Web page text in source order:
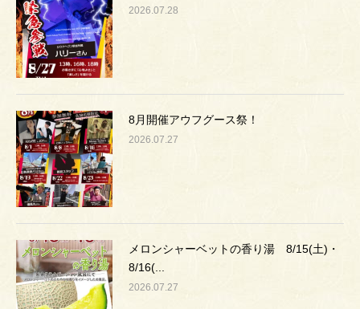
2026.07.28
8月開催アウフグース祭！
2026.07.27
メロンシャーベットの香り湯 8/15(土)・
8/16(...
2026.07.27